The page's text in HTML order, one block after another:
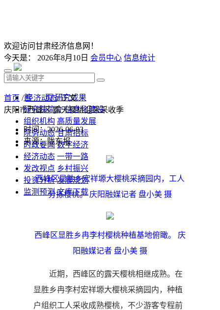
欢迎访问甘肃经济信息网！
今天是： 2026年8月10日 会员中心 信息统计
首 页 研究成果
研究院简介 信息化建设
组织机构 高质量发展
院务动态 甘肃招标
时政要闻 数字经济
经济动态 一带一路
发改视点 乡村振兴
投资分析 发展规划
监测预测 文库下载
首页 /经济动态/ 正文
庆阳市西峰区 露天樱桃迎来采收季
时间：2026-06-03
来源：陇东报
西峰区显胜乡宏祥塬大樱桃采摘园内，工人
分拣樱桃。 庆阳融媒记者 盘小美 摄
西峰区显胜乡冉李村樱桃种植基地俯瞰。 庆
阳融媒记者 盘小美 摄
近期，西峰区的露天樱桃相继成熟。在
显胜乡冉李村宏祥塬大樱桃采摘园内，种植
户组织工人采收成熟樱桃，不少游客专程前